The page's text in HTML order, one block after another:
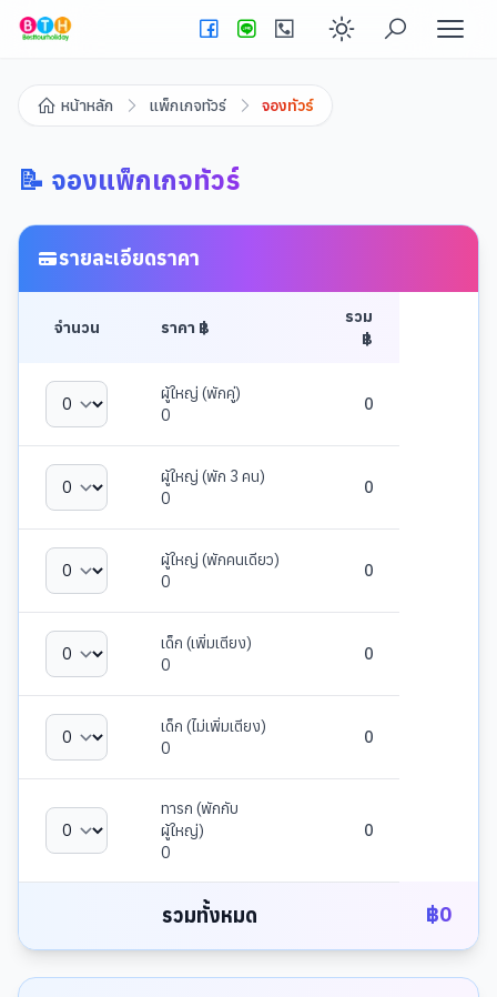
Enable dark
หน้าหลัก แพ็กเกจทัวร์ จองทัวร์
📝 จองแพ็กเกจทัวร์
รายละเอียดราคา
จำนวน ราคา ฿
รวม
฿
ผู้ใหญ่ (พักคู่)
0
0
ผู้ใหญ่ (พัก 3 คน)
0
0
ผู้ใหญ่ (พักคนเดียว)
0
0
เด็ก (เพิ่มเตียง)
0
0
เด็ก (ไม่เพิ่มเตียง)
0
0
ทารก (พักกับ
ผู้ใหญ่)
0
0
รวมทั้งหมด ฿0